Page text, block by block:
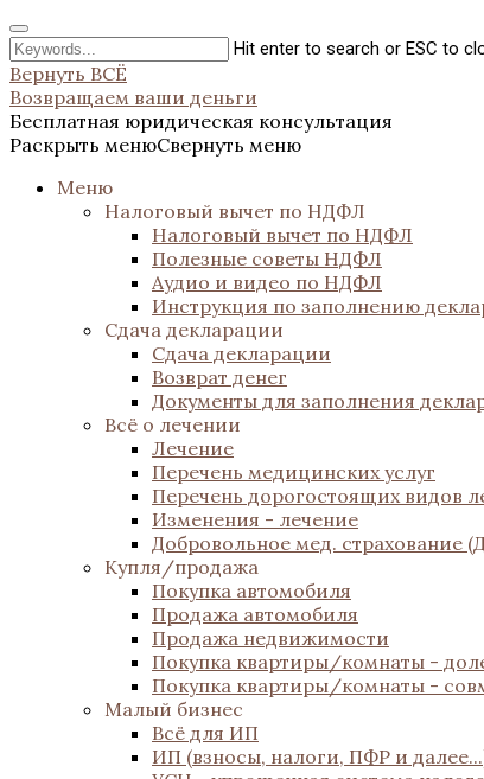
Hit enter to search or ESC to
Вернуть ВСЁ
Возвращаем ваши деньги
Бесплатная юридическая консультация
Раскрыть менюСвернуть меню
Меню
Налоговый вычет по НДФЛ
Налоговый вычет по НДФЛ
Полезные советы НДФЛ
Аудио и видео по НДФЛ
Инструкция по заполнению
Сдача декларации
Сдача декларации
Возврат денег
Документы для заполнения
Всё о лечении
Лечение
Перечень медицинских услуг
Перечень дорогостоящих видов
Изменения - лечение
Добровольное мед. страхование
Купля/продажа
Покупка автомобиля
Продажа автомобиля
Продажа недвижимости
Покупка квартиры/комнаты -
Покупка квартиры/комнаты -
Малый бизнес
Всё для ИП
ИП (взносы, налоги, ПФР и